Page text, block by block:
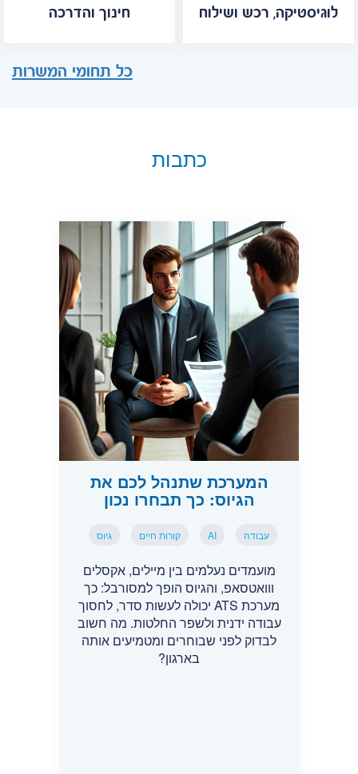
חינוך והדרכה לוגיסטיקה, רכש ושילוח
כל תחומי המשרות
כתבות
המערכת שתנהל לכם את
הגיוס: כך תבחרו נכון
עבודה AI קורות חיים גיוס
מועמדים נעלמים בין מיילים, אקסלים
ווואטסאפ, והגיוס הופך למסורבל: כך
מערכת ATS יכולה לעשות סדר, לחסוך
עבודה ידנית ולשפר החלטות. מה חשוב
לבדוק לפני שבוחרים ומטמיעים אותה
בארגון?